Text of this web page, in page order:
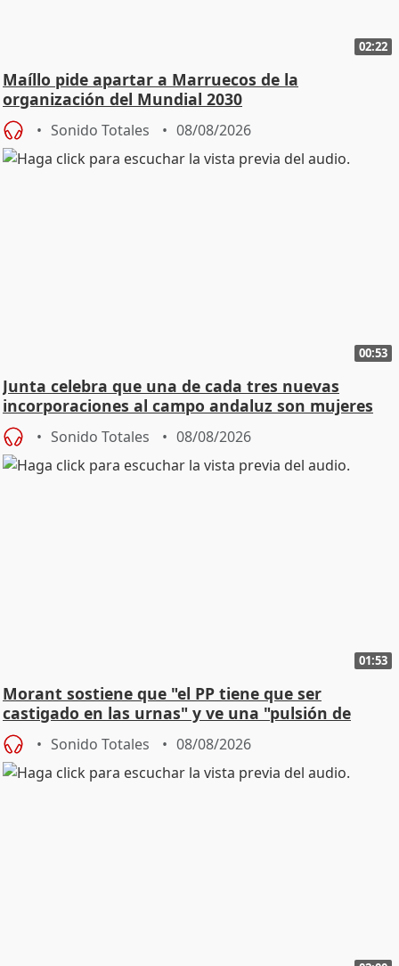
02:22
Maíllo pide apartar a Marruecos de la
organización del Mundial 2030
Sonido Totales 08/08/2026
00:53
Junta celebra que una de cada tres nuevas
incorporaciones al campo andaluz son mujeres
jóvenes
Sonido Totales 08/08/2026
01:53
Morant sostiene que "el PP tiene que ser
castigado en las urnas" y ve una "pulsión de
cambio"
Sonido Totales 08/08/2026